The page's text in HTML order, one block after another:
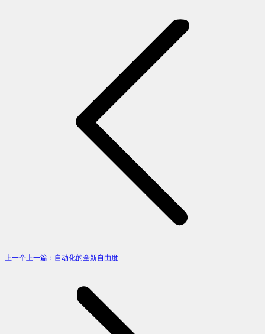
上一个上一篇： 自动化的全新自由度